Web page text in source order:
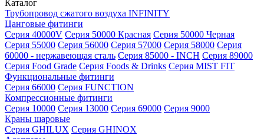
Каталог
Трубопровод сжатого воздуха INFINITY
Цанговые фитинги
Серия 40000V Серия 50000 Красная Серия 50000 Черная
Серия 55000 Серия 56000 Серия 57000 Серия 58000 Серия
60000 - нержавеющая сталь Серия 85000 - INCH Серия 89000
Серия Food Grade Серия Foods & Drinks Серия MIST FIT
Функциональные фитинги
Серия 66000 Серия FUNCTION
Компрессионные фитинги
Серия 10000 Серия 13000 Серия 69000 Серия 9000
Краны шаровые
Серия GHILUX Серия GHINOX